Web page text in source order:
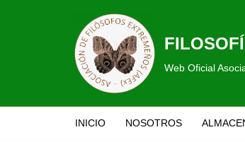
Web Oficial
INICIO NOSOTROS